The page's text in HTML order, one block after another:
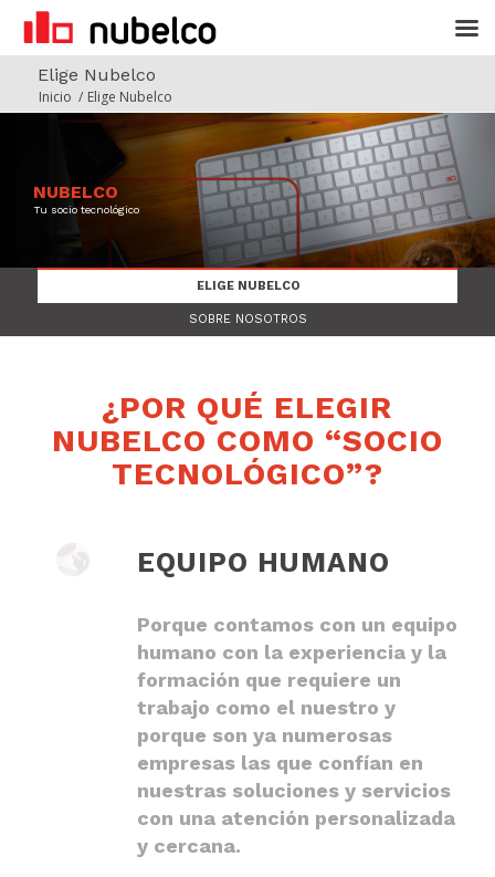
Elige Nubelco
Inicio / Elige Nubelco
NUBELCO
Tu socio tecnológico
ELIGE NUBELCO
SOBRE NOSOTROS
¿POR QUÉ ELEGIR
NUBELCO COMO “SOCIO
TECNOLÓGICO”?
EQUIPO HUMANO
Porque contamos con un equipo
humano con la experiencia y la
formación que requiere un
trabajo como el nuestro y
porque son ya numerosas
empresas las que confían en
nuestras soluciones y servicios
con una atención personalizada
y cercana.